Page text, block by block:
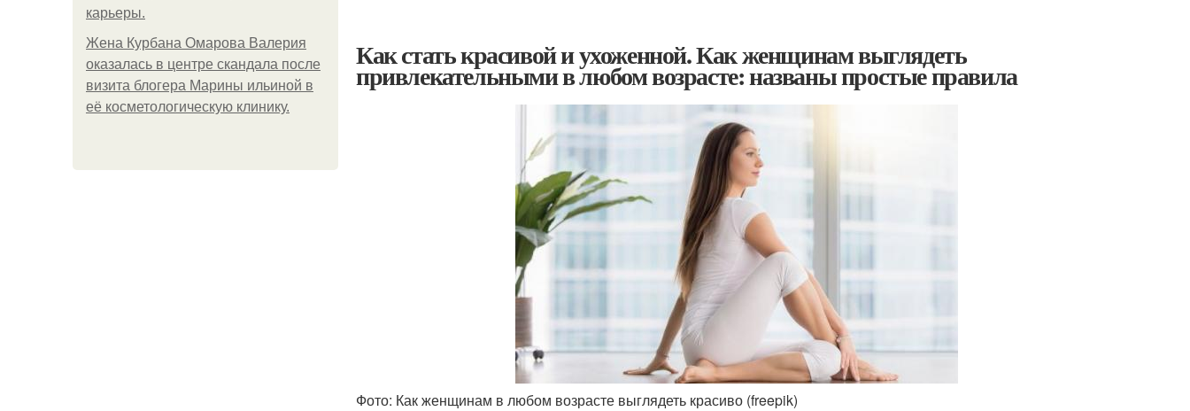
карьеры.
Жена Курбана Омарова Валерия
оказалась в центре скандала после
визита блогера Марины ильиной в
её косметологическую клинику.
Как стать красивой и ухоженной. Как женщинам выглядеть
привлекательными в любом возрасте: названы простые правила
Фото: Как женщинам в любом возрасте выглядеть красиво (freepik)